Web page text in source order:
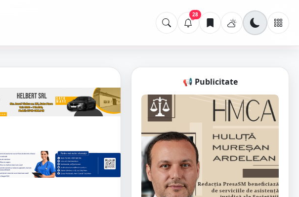
28
📢 Publicitate